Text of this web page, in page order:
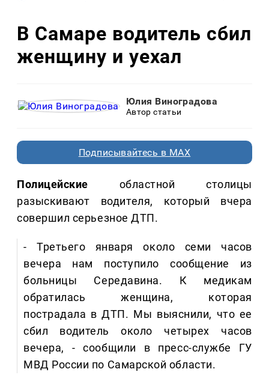
В Самаре водитель сбил
женщину и уехал
Юлия Виноградова
Автор статьи
Подписывайтесь в MAX
Полицейские областной столицы
разыскивают водителя, который вчера
совершил серьезное ДТП.
- Третьего января около семи часов
вечера нам поступило сообщение из
больницы Середавина. К медикам
обратилась женщина, которая
пострадала в ДТП. Мы выяснили, что ее
сбил водитель около четырех часов
вечера, - сообщили в пресс-службе ГУ
МВД России по Самарской области.